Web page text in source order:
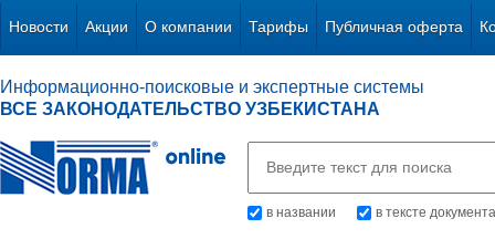
Новости Акции О компании Тарифы Публичная оферта
Информационно-поисковые и экспертные системы
ВСЕ ЗАКОНОДАТЕЛЬСТВО УЗБЕКИСТАНА
в названии в тексте документа